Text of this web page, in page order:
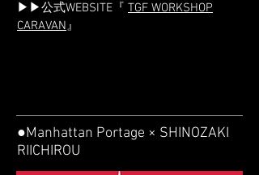
▶▶公式WEBSITE『 TGF WORKSHOP
CARAVAN』
●Manhattan Portage × SHINOZAKI
RIICHIROU